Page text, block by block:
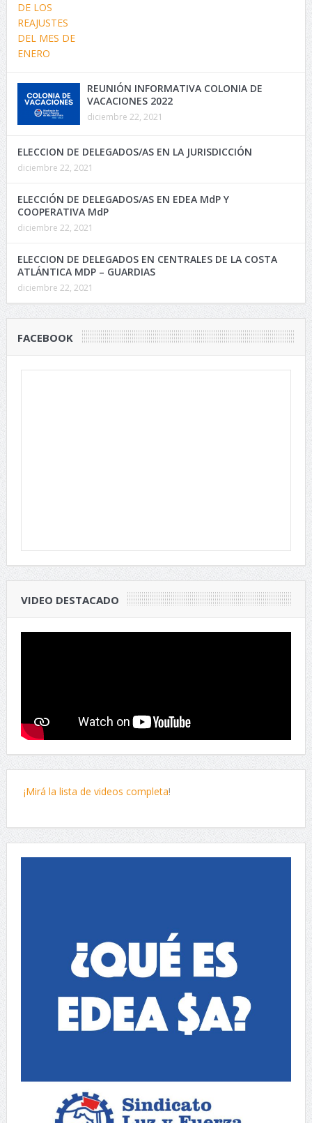
REUNIÓN INFORMATIVA COLONIA DE
VACACIONES 2022
diciembre 22, 2021
ELECCION DE DELEGADOS/AS EN LA JURISDICCIÓN
diciembre 22, 2021
ELECCIÓN DE DELEGADOS/AS EN EDEA MdP Y
COOPERATIVA MdP
diciembre 22, 2021
ELECCION DE DELEGADOS EN CENTRALES DE LA COSTA
ATLÁNTICA MDP – GUARDIAS
diciembre 22, 2021
FACEBOOK
VIDEO DESTACADO
¡Mirá la lista de videos completa!